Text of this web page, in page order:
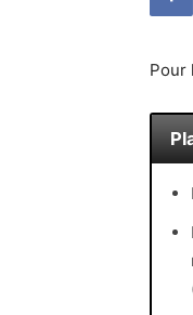
Pour